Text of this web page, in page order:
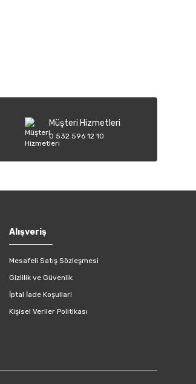
Müşteri Hizmetleri
0 532 596 12 10
Alışveriş
Mesafeli Satış Sözleşmesi
Gizlilik ve Güvenlik
İptal İade Koşullari
Kişisel Veriler Politikası